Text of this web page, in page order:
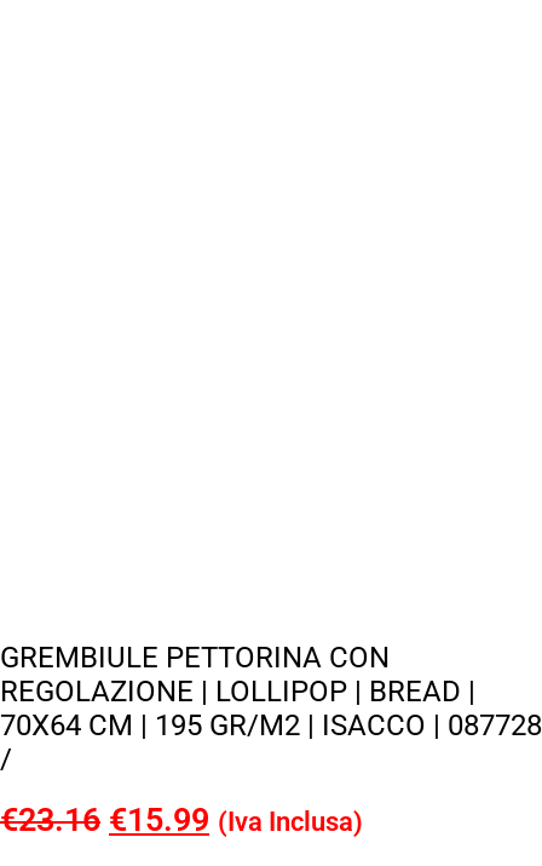
GREMBIULE PETTORINA CON
REGOLAZIONE | LOLLIPOP | BREAD |
70X64 CM | 195 GR/M2 | ISACCO | 087728
/
€23.16 Il
€15.99 Il
(Iva Inclusa)